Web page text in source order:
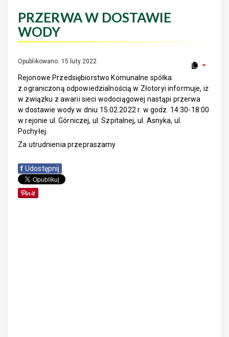
PRZERWA W DOSTAWIE
WODY
Opublikowano: 15 luty 2022
Rejonowe Przedsiębiorstwo Komunalne spółka
z ograniczoną odpowiedzialnością w Złotoryi informuje, iż
w związku z awarii sieci wodociągowej nastąpi przerwa
w dostawie wody w dniu 15.02.2022 r. w godz. 14:30-18:00
w rejonie ul. Górniczej, ul. Szpitalnej, ul. Asnyka, ul.
Pochyłej.
Za utrudnienia przepraszamy
f Udostępnij